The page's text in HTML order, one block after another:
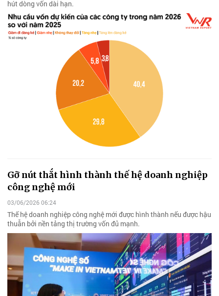
hút dòng vốn dài hạn.
Gỡ nút thắt hình thành thế hệ doanh nghiệp
công nghệ mới
03/06/2026 06:24
Thế hệ doanh nghiệp công nghệ mới được hình thành nếu được hậu
thuẫn bởi nền tảng thị trường vốn đủ mạnh.